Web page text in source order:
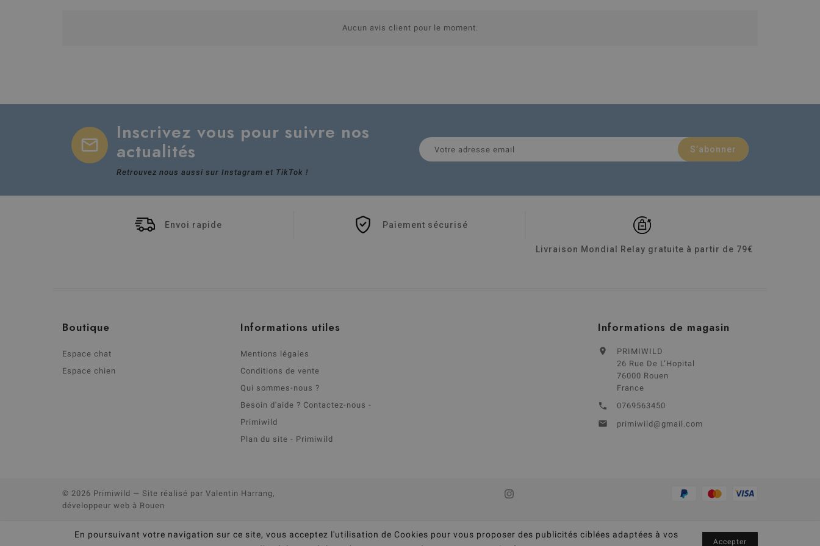
Aucun avis client pour le moment.
mail
Inscrivez vous pour suivre nos
actualités
Retrouvez nous aussi sur Instagram et TikTok !
Envoi rapide Paiement sécurisé
Livraison Mondial Relay gratuite à partir de 79€
Boutique
Espace chat
Espace chien
Informations utiles
Mentions légales
Conditions de vente
Qui sommes-nous ?
Besoin d'aide ? Contactez-nous -
Primiwild
Plan du site - Primiwild
Informations de magasin

PRIMIWILD
26 Rue De L’Hopital
76000 Rouen
France
 0769563450
 primiwild@gmail.com
© 2026 Primiwild — Site réalisé par Valentin Harrang,
développeur web à Rouen
En poursuivant votre navigation sur ce site, vous acceptez l'utilisation de Cookies pour vous proposer des publicités ciblées adaptées à vos
Accepter